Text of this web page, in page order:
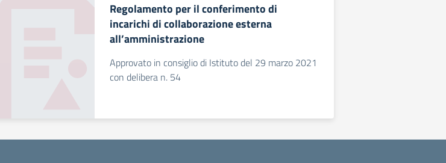
Regolamento per il conferimento di
incarichi di collaborazione esterna
all’amministrazione
Approvato in consiglio di Istituto del 29 marzo 2021
con delibera n. 54